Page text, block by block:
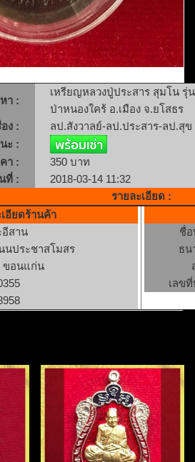
า :
เหรียญหลวงปู่ประสาร สุมโน
ป่าหนองใคร้ อ.เมือง จ.ยโสธร
ง :
ลป.สังวาลย์-ลป.ประสาร-ลป.สุข
ะ :
า :
350 บาท
ที่ :
2018-03-14 11:32
รายละเอียด :
อียดร้านค้า
อีสาน
นประชาสโมสร
ขอนแก่น
ชื่
ธน
เลข